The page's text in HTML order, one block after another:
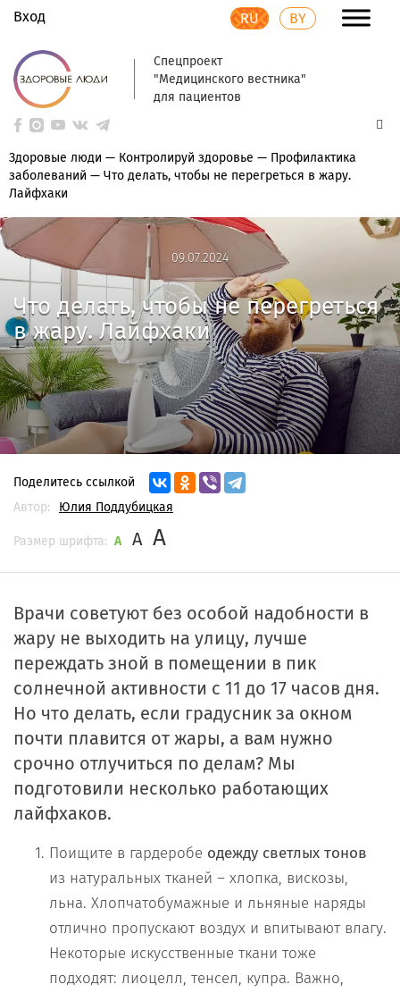
Вход RU BY
Спецпроект
"Медицинского вестника"
для пациентов
Здоровые люди — Контролируй здоровье — Профилактика
заболеваний — Что делать, чтобы не перегреться в жару.
Лайфхаки
09.07.2024
09.07.2024
Что делать, чтобы не перегреться
в жару. Лайфхаки
Поделитесь ссылкой
Автор:
Юлия Поддубицкая
Размер шрифта: A A A
Врачи советуют без особой надобности в
жару не выходить на улицу, лучше
переждать зной в помещении в пик
солнечной активности с 11 до 17 часов дня.
Но что делать, если градусник за окном
почти плавится от жары, а вам нужно
срочно отлучиться по делам? Мы
подготовили несколько работающих
лайфхаков.
Поищите в гардеробе одежду светлых тонов
из натуральных тканей – хлопка, вискозы,
льна. Хлопчатобумажные и льняные наряды
отлично пропускают воздух и впитывают влагу.
Некоторые искусственные ткани тоже
подходят: лиоцелл, тенсел, купра. Важно,